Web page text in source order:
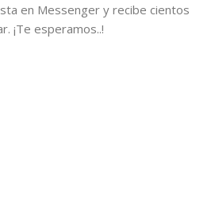
en Messenger y recibe cientos
¡Te esperamos..!